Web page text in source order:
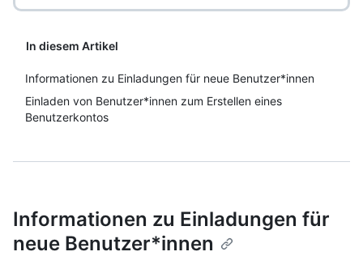
In diesem Artikel
Informationen zu Einladungen für neue Benutzer*innen
Einladen von Benutzer*innen zum Erstellen eines
Benutzerkontos
Informationen zu Einladungen für
neue Benutzer*innen